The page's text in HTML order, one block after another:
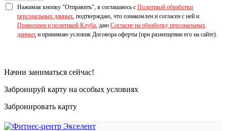
Нажимая кнопку "Отправить", я соглашаюсь с Политикой обработки
персональных данных, подтверждаю, что ознакомлен и согласен с ней и
Правилами и политикой Клуба, даю Cогласие на обработку персональных
данных и принимаю условия Договора оферты (при размещении его на сайте).
Начни заниматься сейчас!
Забронируй карту на особых условиях
Забронировать карту